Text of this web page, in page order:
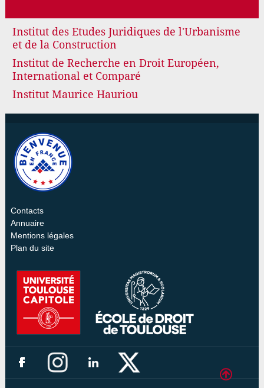
Institut des Etudes Juridiques de l'Urbanisme
et de la Construction
Institut de Recherche en Droit Européen,
International et Comparé
Institut Maurice Hauriou
Contacts
Annuaire
Mentions légales
Plan du site